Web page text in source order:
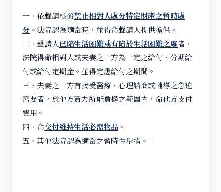
一、依聲請核發禁止相對人處分特定財產之暫時處
分 。法院認為適當時，並得命聲請人提供擔保。
二、聲請人已陷生活困難或有陷於生活困難之虞者，
法院得命相對人或夫妻之一方為一定之給付、分期給
付或給付定期金。並得定應給付之期間。
三、夫妻之一方有接受醫療、心理諮商或輔導之急迫
需要者，於他方資力所能負擔之範圍內，命他方支付
費用。
四、命交付維持生活必需物品 。
五、其他法院認為適當之暫時性舉措。」